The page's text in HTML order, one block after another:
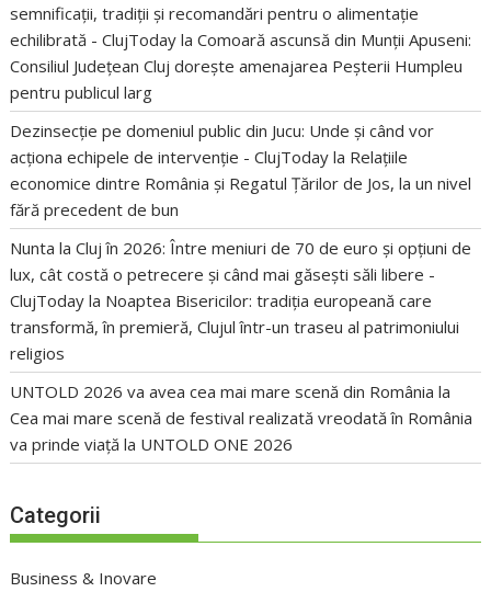
semnificații, tradiții și recomandări pentru o alimentație
echilibrată - ClujToday laComoară ascunsă din Munții Apuseni:
Consiliul Județean Cluj dorește amenajarea Peșterii Humpleu
pentru publicul larg
Dezinsecție pe domeniul public din Jucu: Unde și când vor
acționa echipele de intervenție - ClujToday la Relațiile
economice dintre România și Regatul Țărilor de Jos, la un nivel
fără precedent de bun
Nunta la Cluj în 2026: Între meniuri de 70 de euro și opțiuni de
lux, cât costă o petrecere și când mai găsești săli libere -
ClujToday la Noaptea Bisericilor: tradiția europeană care
transformă, în premieră, Clujul într-un traseu al patrimoniului
religios
UNTOLD 2026 va avea cea mai mare scenă din România la
Cea mai mare scenă de festival realizată vreodată în România
va prinde viață la UNTOLD ONE 2026
Categorii
Business & Inovare